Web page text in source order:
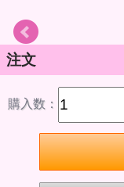
注文
購入数：